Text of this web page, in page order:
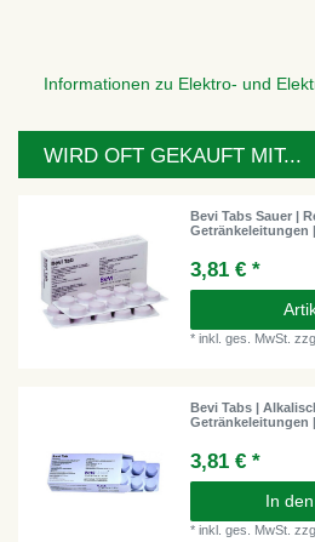
Informationen zu Elektro- und
WIRD OFT GEKAUFT MIT...
Bevi Tabs Sauer |
Getränkeleitungen
3,81 € *
*inkl. ges. MwSt.
Bevi Tabs |
Getränkeleitungen
3,81 € *
In
*inkl. ges. MwSt.